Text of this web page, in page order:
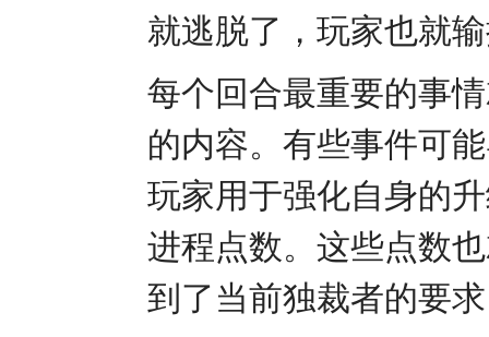
就逃脱了，玩家也就
每个回合最重要的事
的内容。有些事件可
玩家用于强化自身的
进程点数。这些点数
到了当前独裁者的要